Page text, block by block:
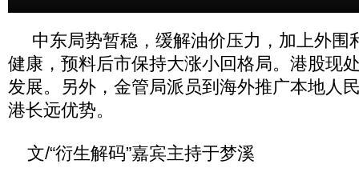
中东局势暂稳，缓解油价压力，加上外围
健康，预料后市保持大涨小回格局。港股现
发展。另外，金管局派员到海外推广本地人
港长远优势。
文/“衍生解码”嘉宾主持于梦溪